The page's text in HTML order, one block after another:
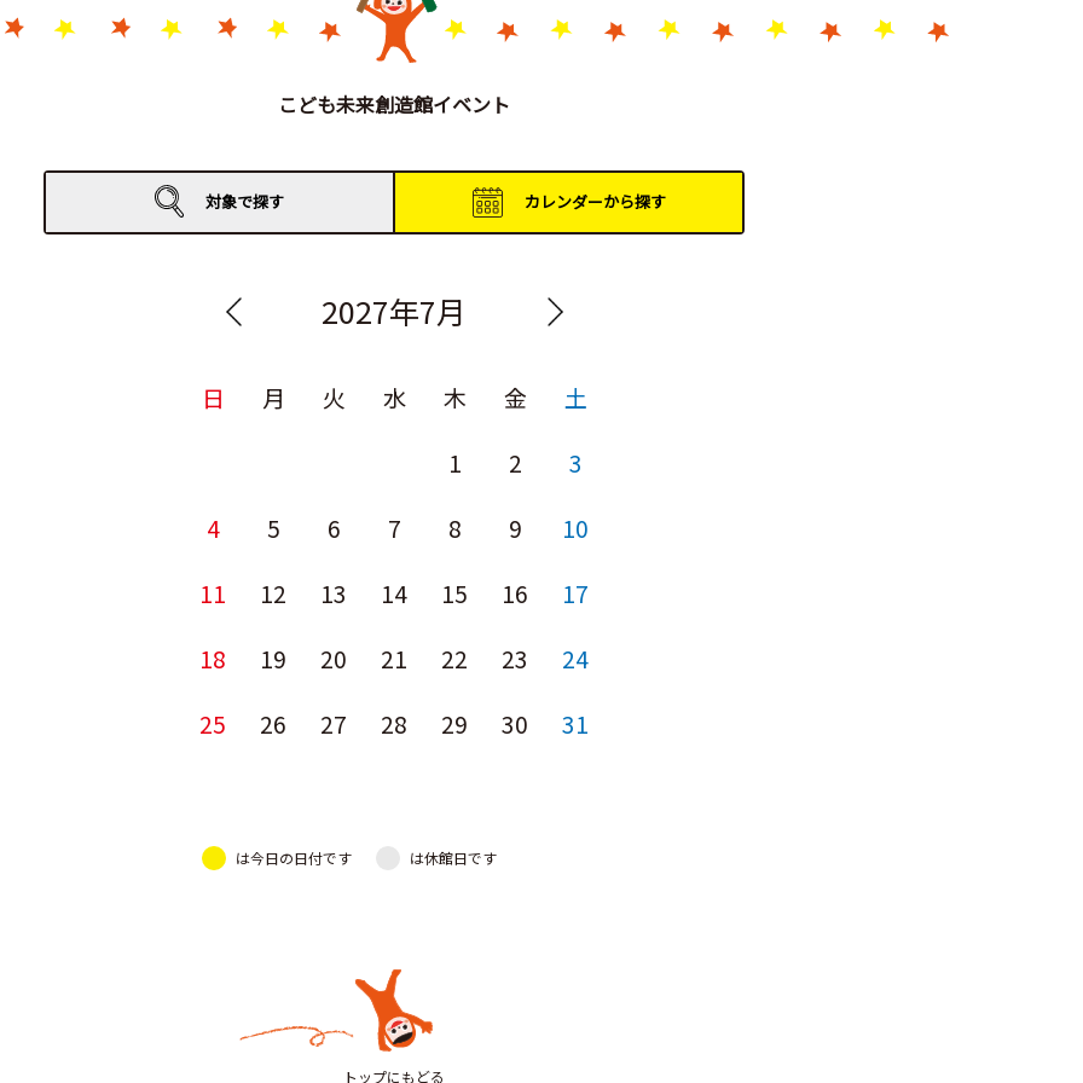
こども未来創造館イベント
対象で探す カレンダーから探す
2027年7月
日 月 火 水 木 金
土
1
2
3
4
5 6 7 8 9
10
11
12 13 14 15 16
17
18
19 20 21 22 23
24
25
26 27 28 29 30 31
は今日の日付です は休館日です
トップにもどる